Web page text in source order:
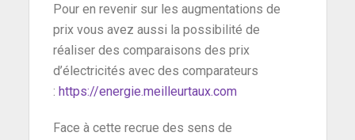
Pour en revenir sur les augmentations de
prix vous avez aussi la possibilité de
réaliser des comparaisons des prix
d’électricités avec des comparateurs
: https://energie.meilleurtaux.com
Face à cette recrue des sens de